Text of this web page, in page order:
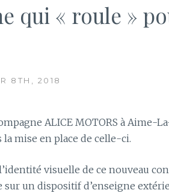
qui « roule »
8TH, 2018
ALICE MOTORS à Aime-
mise en place de celle-ci.
visuelle de ce nouveau
sur un dispositif d’enseigne